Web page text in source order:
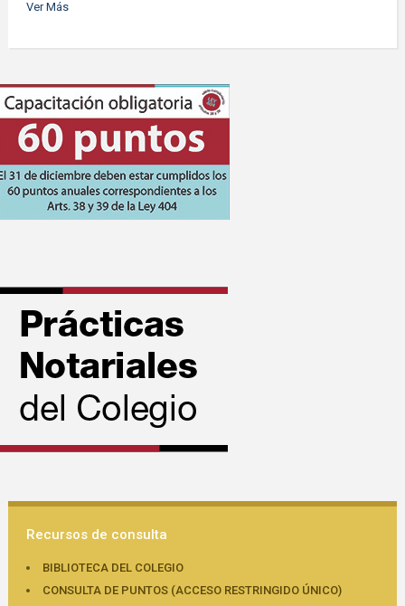
Ver Más
Recursos de consulta
BIBLIOTECA DEL COLEGIO
CONSULTA DE PUNTOS (ACCESO RESTRINGIDO ÚNICO)